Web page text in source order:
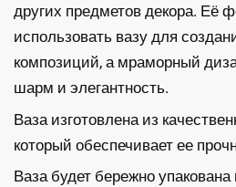
других предметов декора. Её
использовать вазу для
композиций, а мраморный
шарм и элегантность.
Ваза изготовлена из
который обеспечивает ее
Ваза будет бережно